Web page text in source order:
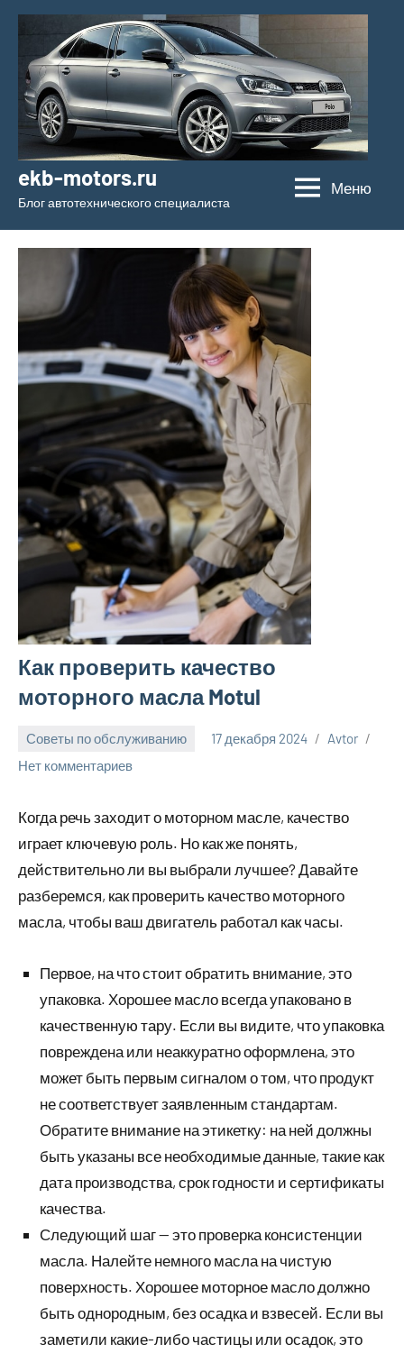
Перейти
содержимому
ekb-motors.ru
Блог автотехнического специалиста
Меню
Как проверить качество
моторного масла Motul
Советы по обслуживанию 17 декабря 2024
Avtor
Нет комментариев
Когда речь заходит о моторном масле, качество
играет ключевую роль. Но как же понять,
действительно ли вы выбрали лучшее? Давайте
разберемся, как проверить качество моторного
масла, чтобы ваш двигатель работал как часы.
Первое, на что стоит обратить внимание, это
упаковка. Хорошее масло всегда упаковано в
качественную тару. Если вы видите, что упаковка
повреждена или неаккуратно оформлена, это
может быть первым сигналом о том, что продукт
не соответствует заявленным стандартам.
Обратите внимание на этикетку: на ней должны
быть указаны все необходимые данные, такие как
дата производства, срок годности и сертификаты
качества.
Следующий шаг — это проверка консистенции
масла. Налейте немного масла на чистую
поверхность. Хорошее моторное масло должно
быть однородным, без осадка и взвесей. Если вы
заметили какие-либо частицы или осадок, это